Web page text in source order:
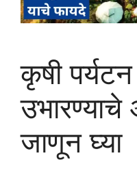
कृषी
जाणून घ्या